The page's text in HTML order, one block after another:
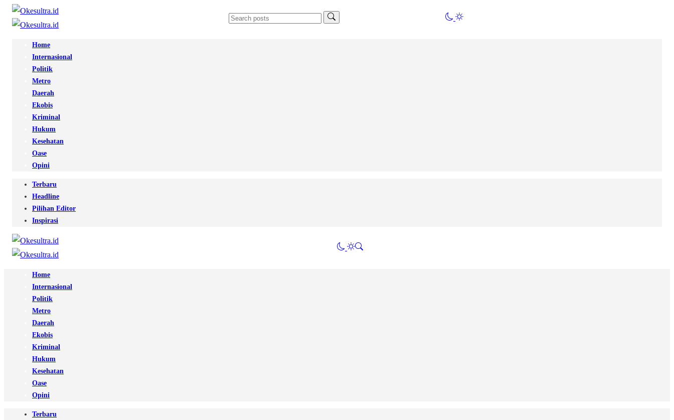
Home
Internasional
Politik
Metro
Daerah
Ekobis
Kriminal
Hukum
Kesehatan
Oase
Opini
Terbaru
Headline
Pilihan Editor
Inspirasi
Home
Internasional
Politik
Metro
Daerah
Ekobis
Kriminal
Hukum
Kesehatan
Oase
Opini
Terbaru